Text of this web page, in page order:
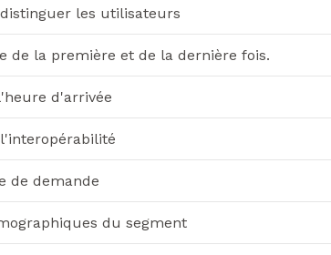
les utilisateurs
de la première et de la dernière fois.
d'arrivée
de demande
du segment